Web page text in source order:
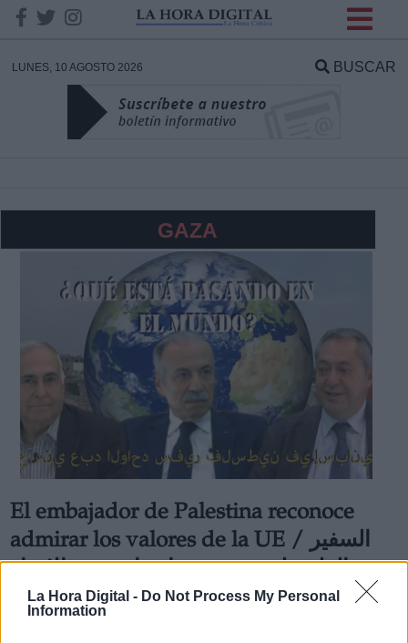
La Hora Digital - Do Not Process My Personal
Information
LUNES, 10 AGOSTO 2026 BUSCAR
GAZA
El embajador de Palestina reconoce
admirar los valores de la UE / السفير
الفلسطيني يعترف بإعجابه بقيم الاتحاد
الأوروبي
Husni Abdel Wahed: "El dolor de un ser humano debe ser
DATOS
Responsable:
Legitimación:
Destinatarios:
Derechos:
Información adicional